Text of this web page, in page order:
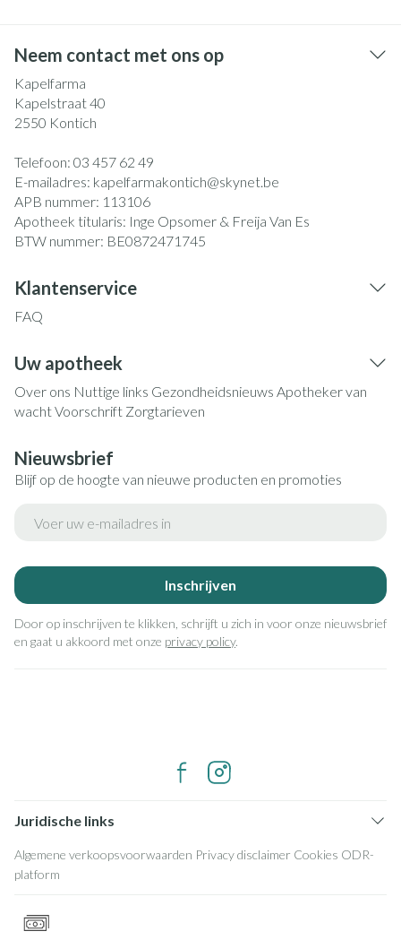
Neem contact met ons op
Kapelfarma
Kapelstraat 40
2550 Kontich
Telefoon: 03 457 62 49
E-mailadres: kapelfarmakontich@skynet.be
APB nummer: 113106
Apotheek titularis: Inge Opsomer & Freija Van Es
BTW nummer: BE0872471745
Klantenservice
FAQ
Uw apotheek
Over ons Nuttige links Gezondheidsnieuws Apotheker van
wachtVoorschrift Zorgtarieven
Nieuwsbrief
Blijf op de hoogte van nieuwe producten en promoties
Inschrijven
Door op inschrijven te klikken, schrijft u zich in voor onze nieuwsbrief
en gaat u akkoord met onze privacy policy.
Juridische links
Algemene verkoopsvoorwaarden Privacy disclaimer Cookies ODR-
platform